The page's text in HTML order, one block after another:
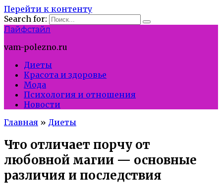
Перейти к контенту
Search for:
Лайфстайл
vam-polezno.ru
Диеты
Красота и здоровье
Мода
Психология и отношения
Новости
Главная » Диеты
Что отличает порчу от
любовной магии — основные
различия и последствия